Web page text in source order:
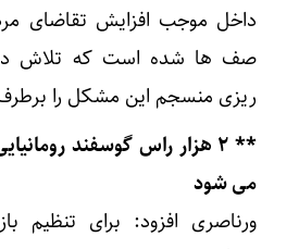
داخل موجب افزایش تقاضای
صف ها شده است که تلاش
ریزی منسجم این مشکل را
** ۲ هزار راس گوسفند
می شود
ورناصری افزود: برای تنظیم